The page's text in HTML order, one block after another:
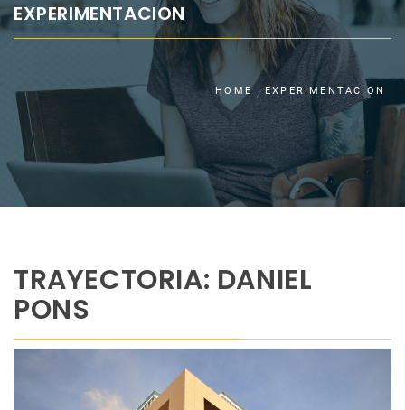
EXPERIMENTACION
HOME EXPERIMENTACION
TRAYECTORIA: DANIEL
PONS